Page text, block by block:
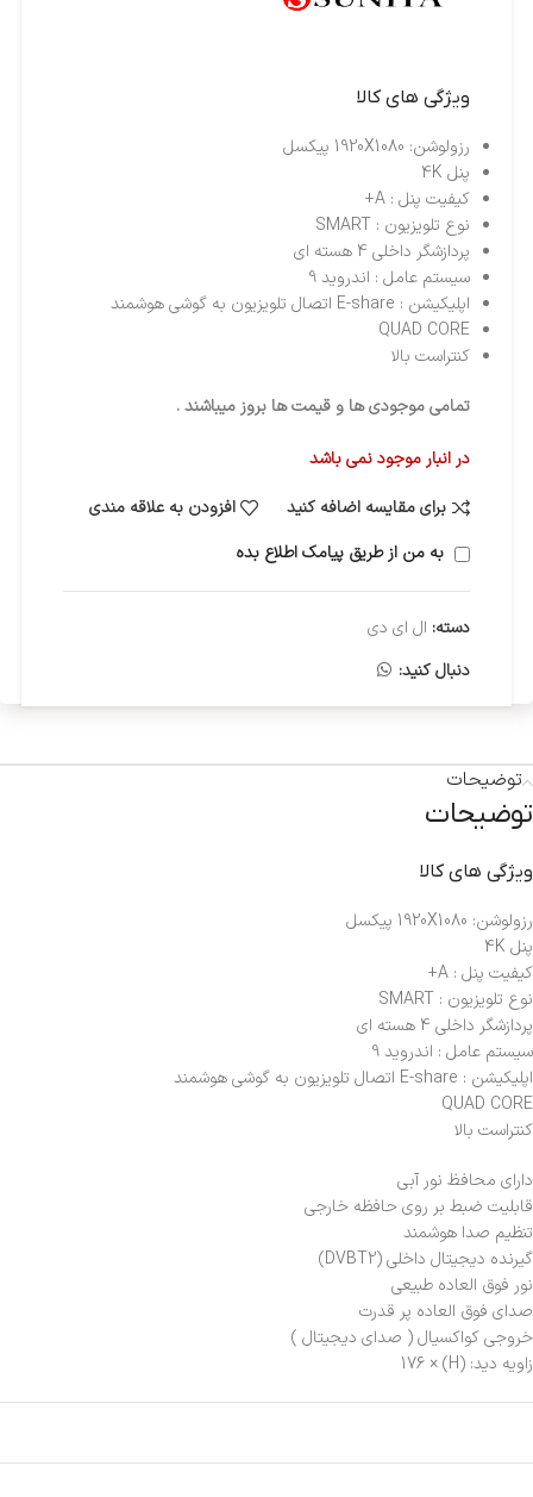
ویژگی های کالا
رزولوشن: 1920X1080 پیکسل
پنل 4K
کیفیت پنل : A+
نوع تلویزیون : SMART
پردازشگر داخلی 4 هسته ای
سیستم عامل : اندروید 9
اپلیکیشن : E-share اتصال تلویزیون به گوشی هوشمند
QUAD CORE
کنتراست بالا
تمامی موجودی ها و قیمت ها بروز میباشند .
در انبار موجود نمی باشد
برای مقایسه اضافه کنید
افزودن به علاقه مندی
به من از طریق پیامک اطلاع بده
دسته: ال ای دی
دنبال کنید:
توضیحات
توضیحات
ویژگی های کالا
رزولوشن: 1920X1080 پیکسل
پنل 4K
کیفیت پنل : A+
نوع تلویزیون : SMART
پردازشگر داخلی 4 هسته ای
سیستم عامل : اندروید 9
اپلیکیشن : E-share اتصال تلویزیون به گوشی هوشمند
QUAD CORE
کنتراست بالا
دارای محافظ نور آبی
قابلیت ضبط بر روی حافظه خارجی
تنظیم صدا هوشمند
گیرنده دیجیتال داخلی (DVBT2)
نور فوق العاده طبیعی
صدای فوق العاده پر قدرت
خروجي كواكسيال ( صداي ديجيتال )
زاویه دید: (H) × 176